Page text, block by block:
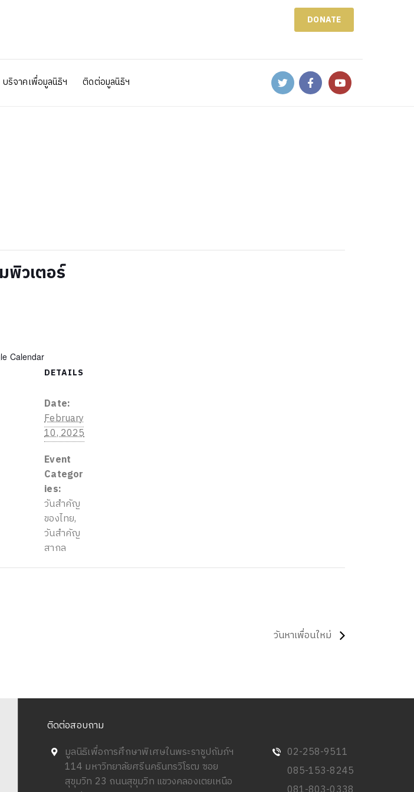
DONATE
บริจาคเพื่อมูลนิธิฯ ติดต่อมูลนิธิฯ
พิวเตอร์
Calendar
DETAILS
Date:
February
10, 2025
Event
Categor
ies:
วันสำคัญ
ของไทย,
วันสำคัญ
สากล
วันหาเพื่อนใหม่
ติดต่อสอบถาม
มูลนิธิเพื่อการศึกษาพิเศษในพระราชูปถัมภ์ฯ
114 มหาวิทยาลัยศรีนครินทรวิโรฒ ซอย
สุขุมวิท 23 ถนนสุขุมวิท แขวงคลองเตยเหนือ
02-258-9511
085-153-8245